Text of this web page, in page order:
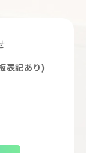
表記あり)